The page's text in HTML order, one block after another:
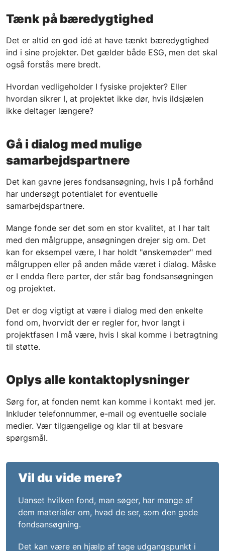
Tænk på bæredygtighed
Det er altid en god idé at have tænkt bæredygtighed
ind i sine projekter. Det gælder både ESG, men det skal
også forstås mere bredt.
Hvordan vedligeholder I fysiske projekter? Eller
hvordan sikrer I, at projektet ikke dør, hvis ildsjælen
ikke deltager længere?
Gå i dialog med mulige
samarbejdspartnere
Det kan gavne jeres fondsansøgning, hvis I på forhånd
har undersøgt potentialet for eventuelle
samarbejdspartnere.
Mange fonde ser det som en stor kvalitet, at I har talt
med den målgruppe, ansøgningen drejer sig om. Det
kan for eksempel være, I har holdt "ønskemøder" med
målgruppen eller på anden måde været i dialog. Måske
er I endda flere parter, der står bag fondsansøgningen
og projektet.
Det er dog vigtigt at være i dialog med den enkelte
fond om, hvorvidt der er regler for, hvor langt i
projektfasen I må være, hvis I skal komme i betragtning
til støtte.
Oplys alle kontaktoplysninger
Sørg for, at fonden nemt kan komme i kontakt med jer.
Inkluder telefonnummer, e-mail og eventuelle sociale
medier. Vær tilgængelige og klar til at besvare
spørgsmål.
Vil du vide mere?
Uanset hvilken fond, man søger, har mange af
dem materialer om, hvad de ser, som den gode
fondsansøgning.
Det kan være en hjælp af tage udgangspunkt i